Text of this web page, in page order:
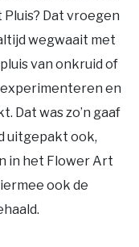
Dat vroegen
wegwaait met
van onkruid of
en
Dat was zo’n gaaf
uitgepakt ook,
in het Flower Art
ook de